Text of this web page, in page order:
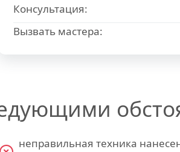
Консультация:
Вызвать мастера:
неправильная техника